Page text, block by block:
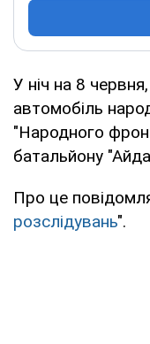
У ніч на 8
автомобіль
"Народного
батальйону
Про це
розслідувань".